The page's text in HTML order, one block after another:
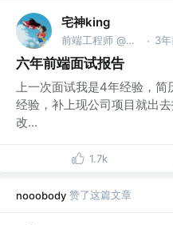
宅神king
前端工程师 @西安 · 3年
六年前端面试报告
上一次面试我是4年经验，简
经验，补上现公司项目就出
改...
1.7k
nooobody 赞了这篇文章